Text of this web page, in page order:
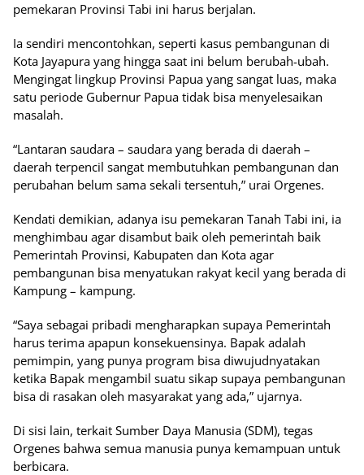
pemekaran Provinsi Tabi ini harus berjalan.
Ia sendiri mencontohkan, seperti kasus pembangunan di
Kota Jayapura yang hingga saat ini belum berubah-ubah.
Mengingat lingkup Provinsi Papua yang sangat luas, maka
satu periode Gubernur Papua tidak bisa menyelesaikan
masalah.
“Lantaran saudara – saudara yang berada di daerah –
daerah terpencil sangat membutuhkan pembangunan dan
perubahan belum sama sekali tersentuh,” urai Orgenes.
Kendati demikian, adanya isu pemekaran Tanah Tabi ini, ia
menghimbau agar disambut baik oleh pemerintah baik
Pemerintah Provinsi, Kabupaten dan Kota agar
pembangunan bisa menyatukan rakyat kecil yang berada di
Kampung – kampung.
“Saya sebagai pribadi mengharapkan supaya Pemerintah
harus terima apapun konsekuensinya. Bapak adalah
pemimpin, yang punya program bisa diwujudnyatakan
ketika Bapak mengambil suatu sikap supaya pembangunan
bisa di rasakan oleh masyarakat yang ada,” ujarnya.
Di sisi lain, terkait Sumber Daya Manusia (SDM), tegas
Orgenes bahwa semua manusia punya kemampuan untuk
berbicara.